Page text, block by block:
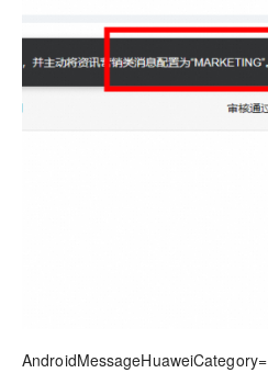
AndroidMessageHuaweiCategory=